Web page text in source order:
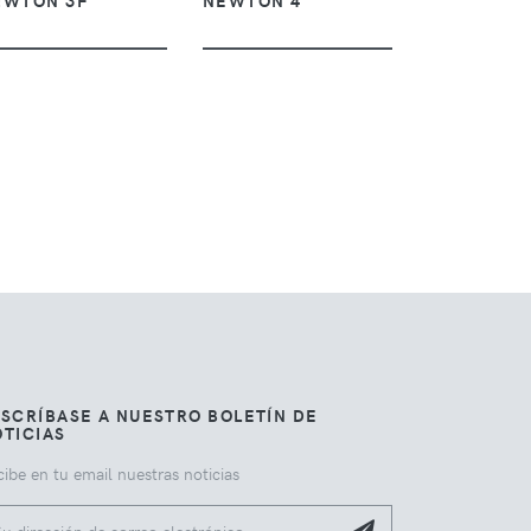
A NUESTRO BOLETÍN DE
en tu email nuestras noticias